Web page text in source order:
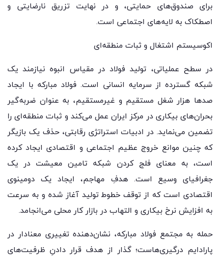
برای صندوق‌های حمایتی، و در نهایت تزریق نارضایتی و
اصطکاک به لایه‌های اجتماعی است.
اکوسیستم اشتغال و ثبات منطقه‌ای
در سطح عملیاتی، تولید فولاد در مقیاس انبوه نیازمند یک
شبکه گسترده از سرمایه انسانی است. فولاد مبارکه با ایجاد
صدها هزار شغل مستقیم و غیرمستقیم، به عنوان ضربه‌گیر
بحران‌های بیکاری در مرکز ایران عمل می‌کند و ثبات منطقه‌ای را
تضمین می‌نماید. در ادبیات استراتژی رقابتی، حذف یک بازیگر
که چنین موانع خروج عظیم اجتماعی و اقتصادی ایجاد کرده
است، به معنای فلج کردن شبکه تامین معیشت در یک
جغرافیای وسیع است. هدفِ مهاجم، ایجاد یک دومینوی
اقتصادی است که از توقف خطوط تولید آغاز شده و به سرعت
به افزایش نرخ بیکاری و التهاب در بازار کار محلی می‌انجامد.
حمله به مجتمع فولاد مبارکه، نشان‌دهنده تغییری معنادار در
پارادایم درگیری‌هاست؛ گذار از هدف قرار دادنِ ظرفیت‌های